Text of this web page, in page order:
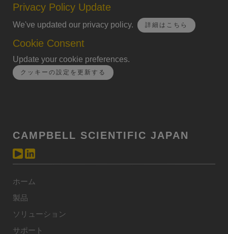
Privacy Policy Update
We've updated our privacy policy. 詳細はこちら
Cookie Consent
Update your cookie preferences.
クッキーの設定を更新する
CAMPBELL SCIENTIFIC JAPAN
ホーム
製品
ソリューション
サポート